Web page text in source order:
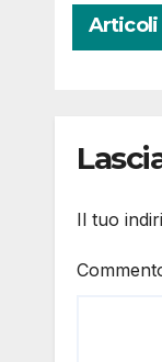
Articoli
Il tuo